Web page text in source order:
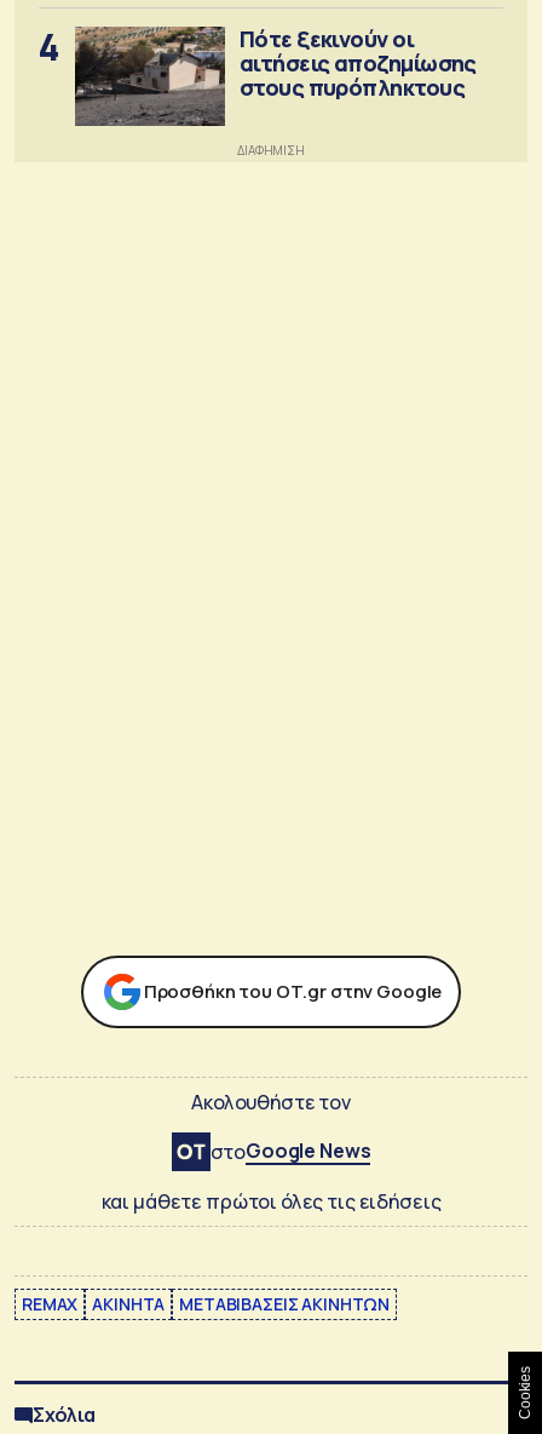
4
Πότε ξεκινούν οι
αιτήσεις αποζημίωσης
στους πυρόπληκτους
Προσθήκη του ΟΤ.gr στην Google
Ακολουθήστε τον
στοGoogle News
και μάθετε πρώτοι όλες τις ειδήσεις
REMAX ΑΚΙΝΗΤΑ ΜΕΤΑΒΙΒΑΣΕΙΣ ΑΚΙΝΗΤΩΝ
Σχόλια Cookies